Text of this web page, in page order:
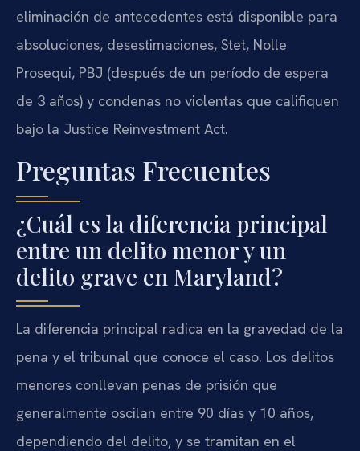
eliminación de antecedentes está disponible para
absoluciones, desestimaciones, Stet, Nolle
Prosequi, PBJ (después de un período de espera
de 3 años) y condenas no violentas que califiquen
bajo la Justice Reinvestment Act.
Preguntas Frecuentes
¿Cuál es la diferencia principal
entre un delito menor y un
delito grave en Maryland?
La diferencia principal radica en la gravedad de la
pena y el tribunal que conoce el caso. Los delitos
menores conllevan penas de prisión que
generalmente oscilan entre 90 días y 10 años,
dependiendo del delito, y se tramitan en el